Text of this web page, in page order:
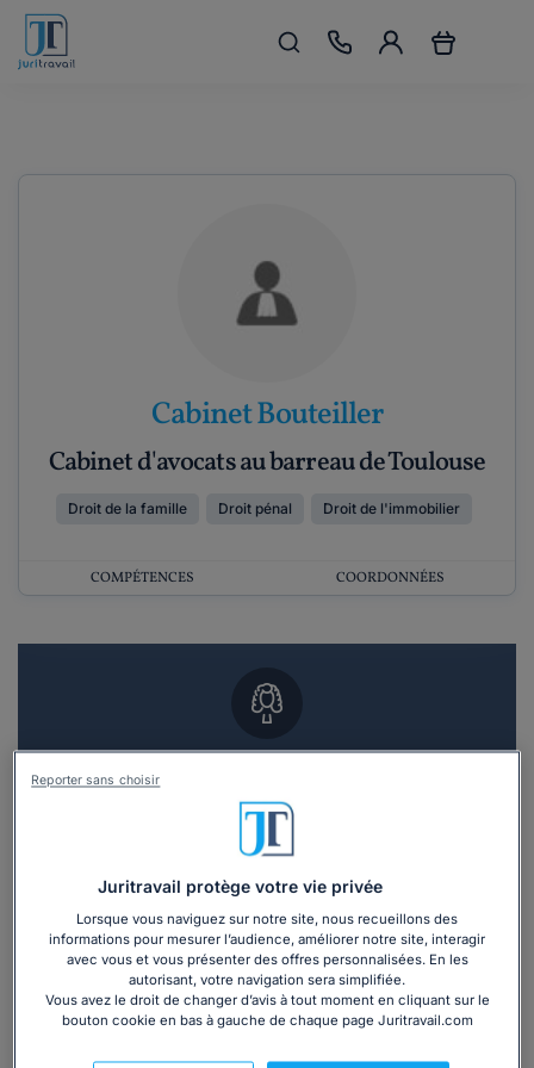
Cabinet Bouteiller
Cabinet d'avocats au barreau de Toulouse
Droit de la famille Droit pénal Droit de l'immobilier
COMPÉTENCES COORDONNÉES
Vous souhaitez un RDV en cabinet avec un
avocat ?
Recevoir des devis d'avocats
3 devis en 48h
Juritravail protège votre vie privée
Lorsque vous naviguez sur notre site, nous recueillons des
informations pour mesurer l’audience, améliorer notre site, interagir
avec vous et vous présenter des offres personnalisées. En les
autorisant, votre navigation sera simplifiée.
Vous avez le droit de changer d’avis à tout moment en cliquant sur le
bouton cookie en bas à gauche de chaque page Juritravail.com
Reporter sans choisir